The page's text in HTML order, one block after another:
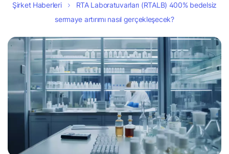
Şirket Haberleri
RTA Laboratuvarları (RTALB) 400% bedelsiz
sermaye artırımı nasıl gerçekleşecek?